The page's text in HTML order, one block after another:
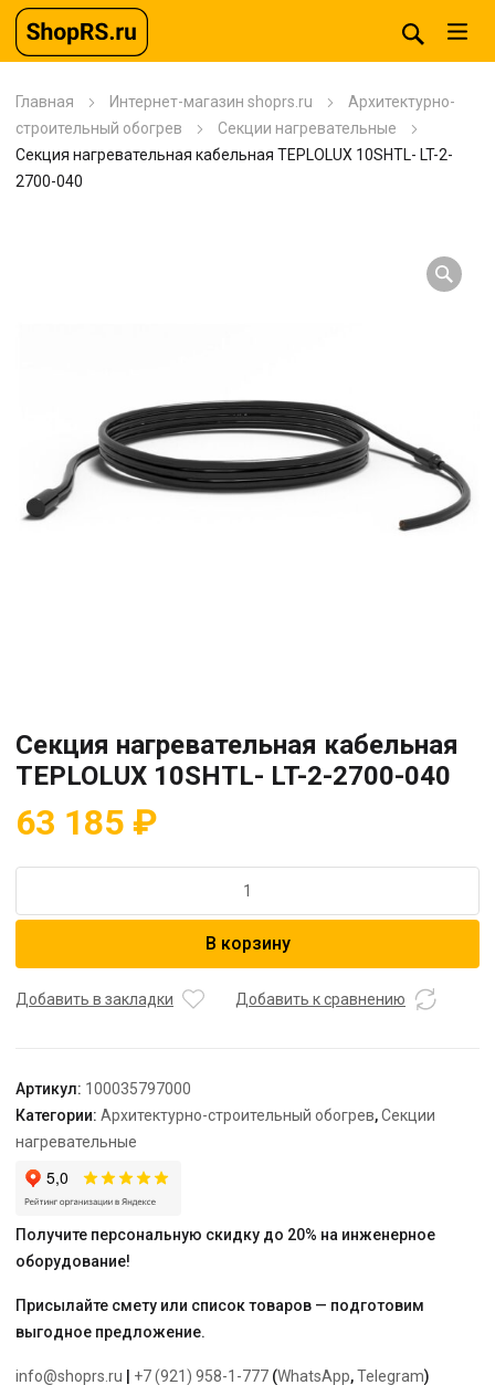
Главная Интернет-магазин shoprs.ru
Архитектурно-
строительный обогрев
Секции нагревательные
Секция нагревательная кабельная TEPLOLUX 10SHTL- LT-2-
2700-040
Секция нагревательная кабельная
TEPLOLUX 10SHTL- LT-2-2700-040
63 185 ₽
Секция
TEPLOLUX
2700-
040
В корзину
Добавить в закладки Добавить к сравнению
Артикул: 100035797000
Категории: Архитектурно-строительный обогрев,Секции
нагревательные
Получите персональную скидку до 20% на инженерное
оборудование!
Присылайте смету или список товаров — подготовим
выгодное предложение.
info@shoprs.ru +7 (921) 958-1-777 (WhatsApp,Telegram)